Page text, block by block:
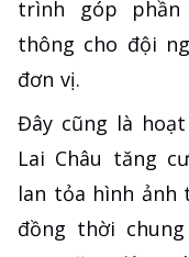
trình góp
thông cho đội
đơn vị.
Đây cũng là
Lai Châu tăng
lan tỏa hình ảnh
đồng thời